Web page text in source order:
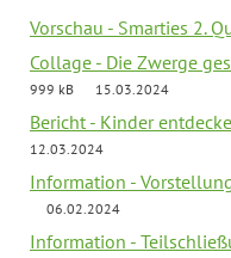
Vorschau - Smarties 2.
Collage - Die Zwerge
999 kB
15.03.2024
Bericht - Kinder
12.03.2024
Information -
06.02.2024
Information -